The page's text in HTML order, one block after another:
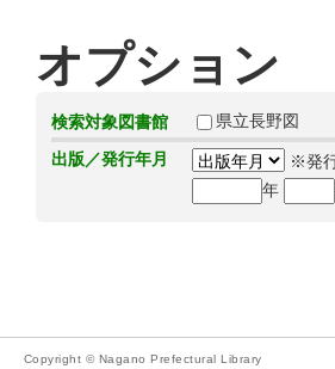
オプション
検索対象図書館 県立長野図
出版／発行年月
※発
年
Copyright © Nagano Prefectural Library